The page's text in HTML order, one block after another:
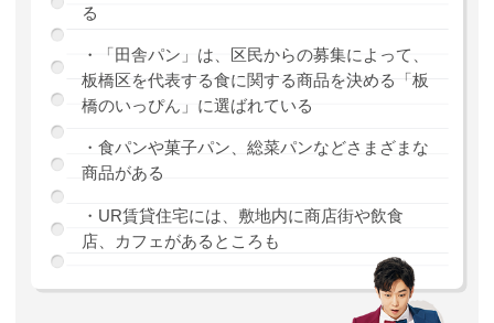
る
・「田舎パン」は、区民からの募集によって、
板橋区を代表する食に関する商品を決める「板
橋のいっぴん」に選ばれている
・食パンや菓子パン、総菜パンなどさまざまな
商品がある
・UR賃貸住宅には、敷地内に商店街や飲食
店、カフェがあるところも